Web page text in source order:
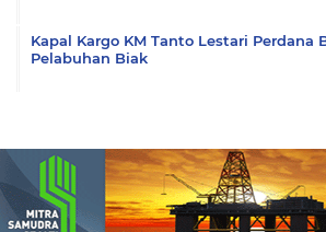
Kapal Kargo KM Tanto Lestari Perdana
Pelabuhan Biak